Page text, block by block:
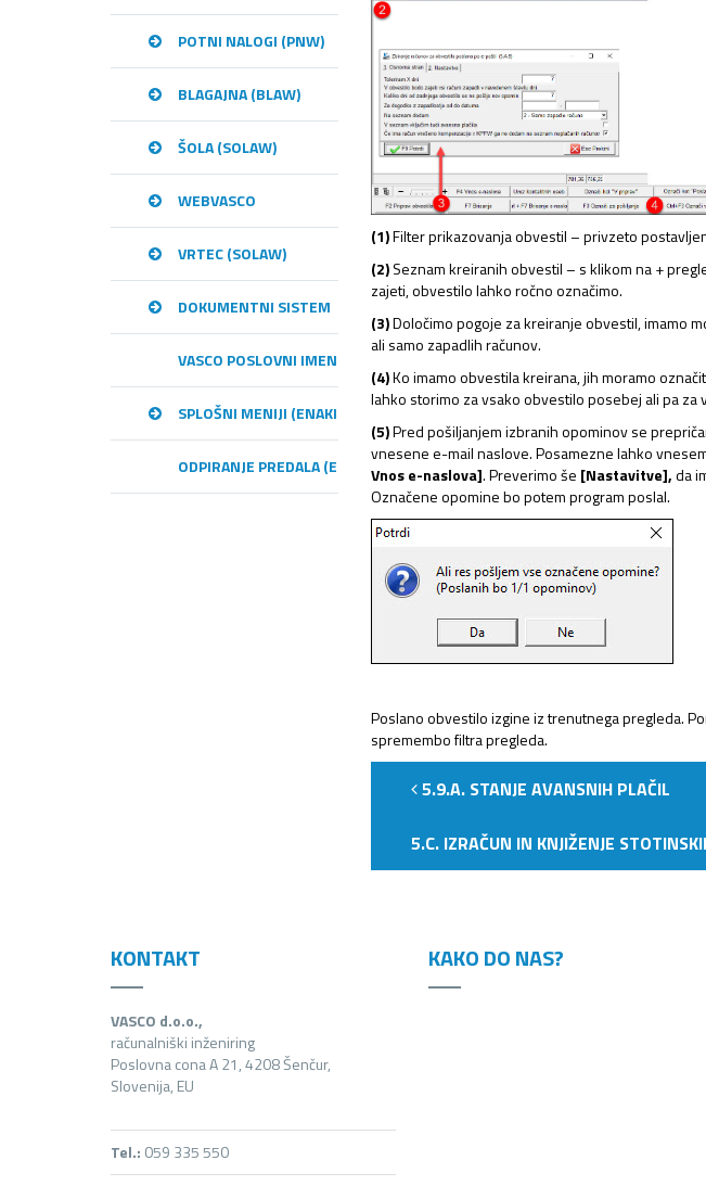
POTNI NALOGI (PNW)
BLAGAJNA (BLAW)
ŠOLA (SOLAW)
WEBVASCO
VRTEC (SOLAW)
DOKUMENTNI SISTEM
VASCO POSLOVNI IMENIK – VPI
SPLOŠNI MENIJI (ENAKI MED PROGRAMI)
ODPIRANJE PREDALA (E-RAČUNI)
(1)Filter prikazovanja obvestil – privzeto
(2)Seznam kreiranih obvestil – s klikom na +
zajeti, obvestilo lahko ročno označimo.
(3)Določimo pogoje za kreiranje obvestil, imamo
ali samo zapadlih računov.
(4)Ko imamo obvestila kreirana, jih moramo
lahko storimo za vsako obvestilo posebej ali pa za
(5)Pred pošiljanjem izbranih opominov se
vnesene e-mail naslove. Posamezne lahko
Vnos e-naslova]. Preverimo še [Nastavitve],da
Označene opomine bo potem program poslal.
Poslano obvestilo izgine iz trenutnega pregleda.
spremembo filtra pregleda.
5.9.A. STANJE AVANSNIH PLAČIL
5.C. IZRAČUN IN KNJIŽENJE
KONTAKT
VASCO d.o.o.,
računalniški inženiring
Poslovna cona A 21, 4208 Šenčur,
Slovenija, EU
Tel.: 059 335 550
KAKO DO NAS?